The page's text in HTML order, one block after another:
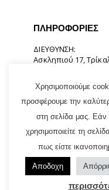
ΠΛΗΡΟΦΟΡΊΕΣ
ΔΙΕΎΘΥΝΣΗ:
Ασκληπιού 17,
EMAIL:
Tsirogiannis Home©
Χρησιμοποιούμε
προσφέρουμε την
στη σελίδα μας. Εάν
χρησιμοποιείτε τη
πως είστε
Αποδοχη